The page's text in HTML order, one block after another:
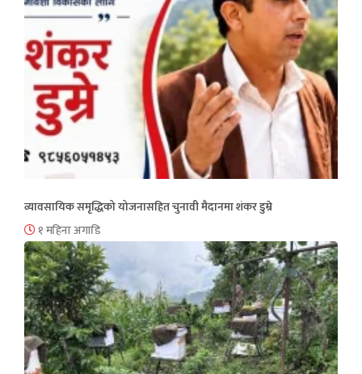
व्यावसायिक समृद्धिको योजनासहित चुनावी मैदानमा शंकर डुम्रे
१ महिना अगाडि